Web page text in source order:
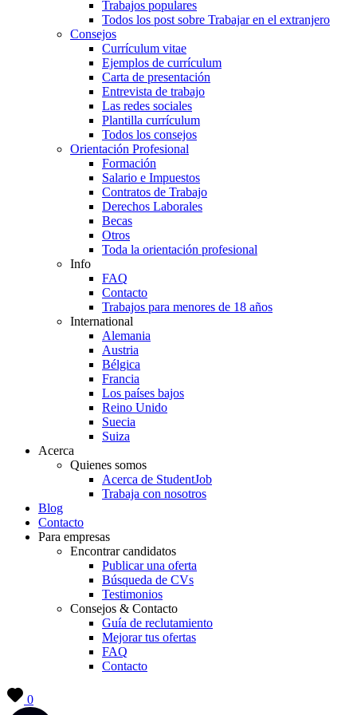
Trabajos populares
Todos los post sobre Trabajar en el extranjero
Consejos
Currículum vitae
Ejemplos de currículum
Carta de presentación
Entrevista de trabajo
Las redes sociales
Plantilla currículum
Todos los consejos
Orientación Profesional
Formación
Salario e Impuestos
Contratos de Trabajo
Derechos Laborales
Becas
Otros
Toda la orientación profesional
Info
FAQ
Contacto
Trabajos para menores de 18 años
International
Alemania
Austria
Bélgica
Francia
Los países bajos
Reino Unido
Suecia
Suiza
Acerca
Quienes somos
Acerca de StudentJob
Trabaja con nosotros
Blog
Contacto
Para empresas
Encontrar candidatos
Publicar una oferta
Búsqueda de CVs
Testimonios
Consejos & Contacto
Guía de reclutamiento
Mejorar tus ofertas
FAQ
Contacto
0